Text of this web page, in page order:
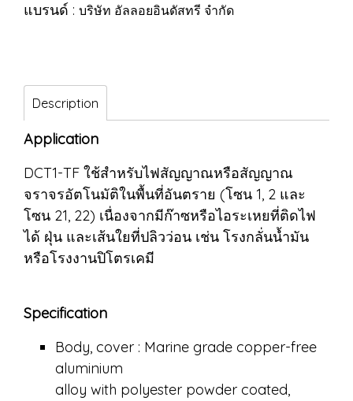
แบรนด์ : บริษัท อัลลอยอินดัสทรี จำกัด
Description
Application
DCT1-TF ใช้สำหรับไฟสัญญาณหรือสัญญาณ
จราจรอัตโนมัติในพื้นที่อันตราย (โซน 1, 2 และ
โซน 21, 22) เนื่องจากมีก๊าซหรือไอระเหยที่ติดไฟ
ได้ ฝุ่น และเส้นใยที่ปลิวว่อน เช่น โรงกลั่นน้ำมัน
หรือโรงงานปิโตรเคมี
Specification
Body, cover : Marine grade copper-free
aluminium
alloy with polyester powder coated,